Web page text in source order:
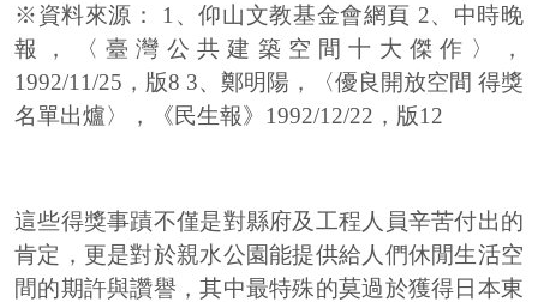
※資料來源： 1 、仰山文教基金會網頁 2、中時晚
報，〈臺灣公共建築空間十大傑作〉，
1992/11/25 ，版8 3、鄭明陽，〈優良開放空間 得獎
名單出爐〉，《民生報》 1992/12/22 ，版12
這些得獎事蹟不僅是對縣府及工程人員辛苦付出的
肯定，更是對於親水公園能提供給人們休閒生活空
間的期許與讚譽，其中最特殊的莫過於獲得日本東